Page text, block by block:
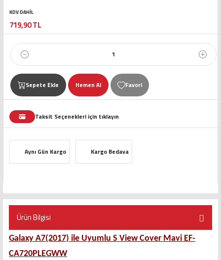
KDV DAHİL
719,90 TL
Sepete Ekle Hemen Al
Taksit Seçenekleri için tıklayın
Aynı Gün Kargo Kargo Bedava
Ürün Bilgisi
Galaxy A7(2017) ile Uyumlu S View Cover Mavi EF-
CA720PLEGWW